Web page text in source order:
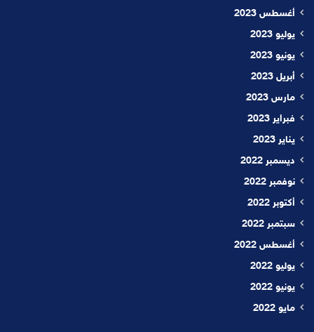
أغسطس 2023
يوليو 2023
يونيو 2023
أبريل 2023
مارس 2023
فبراير 2023
يناير 2023
ديسمبر 2022
نوفمبر 2022
أكتوبر 2022
سبتمبر 2022
أغسطس 2022
يوليو 2022
يونيو 2022
مايو 2022